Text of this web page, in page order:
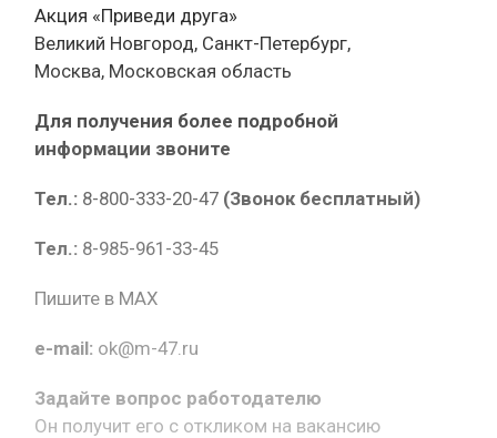
Акция «Приведи друга»
Великий Новгород, Санкт-Петербург,
Москва, Московская область
Для получения более подробной
информации звоните
Тел.: 8-800-333-20-47 (Звонок бесплатный)
Тел.: 8-985-961-33-45
Пишите в MAX
e-mail: ok@m-47.ru
Задайте вопрос работодателю
Он получит его с откликом на вакансию